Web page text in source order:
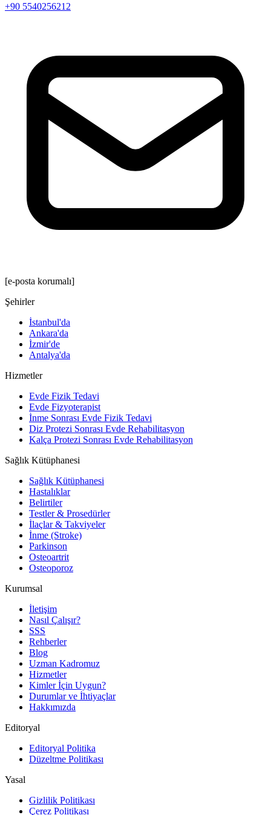
+90 5540256212
[e-posta korumalı]
Şehirler
İstanbul'da
Ankara'da
İzmir'de
Antalya'da
Hizmetler
Evde Fizik Tedavi
Evde Fizyoterapist
İnme Sonrası Evde Fizik Tedavi
Diz Protezi Sonrası Evde Rehabilitasyon
Kalça Protezi Sonrası Evde Rehabilitasyon
Sağlık Kütüphanesi
Sağlık Kütüphanesi
Hastalıklar
Belirtiler
Testler & Prosedürler
İlaçlar & Takviyeler
İnme (Stroke)
Parkinson
Osteoartrit
Osteoporoz
Kurumsal
İletişim
Nasıl Çalışır?
SSS
Rehberler
Blog
Uzman Kadromuz
Hizmetler
Kimler İçin Uygun?
Durumlar ve İhtiyaçlar
Hakkımızda
Editoryal
Editoryal Politika
Düzeltme Politikası
Yasal
Gizlilik Politikası
Çerez Politikası